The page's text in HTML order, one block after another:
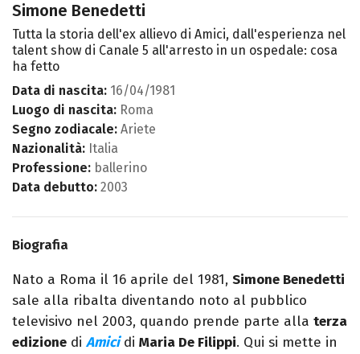
Simone Benedetti
Tutta la storia dell'ex allievo di Amici, dall'esperienza nel
talent show di Canale 5 all'arresto in un ospedale: cosa
ha fetto
Data di nascita: 16/04/1981
Luogo di nascita: Roma
Segno zodiacale: Ariete
Nazionalità: Italia
Professione: ballerino
Data debutto: 2003
Biografia
Nato a Roma il 16 aprile del 1981, Simone Benedetti
sale alla ribalta diventando noto al pubblico
televisivo nel 2003, quando prende parte alla terza
edizione di Amicidi Maria De Filippi. Qui si mette in